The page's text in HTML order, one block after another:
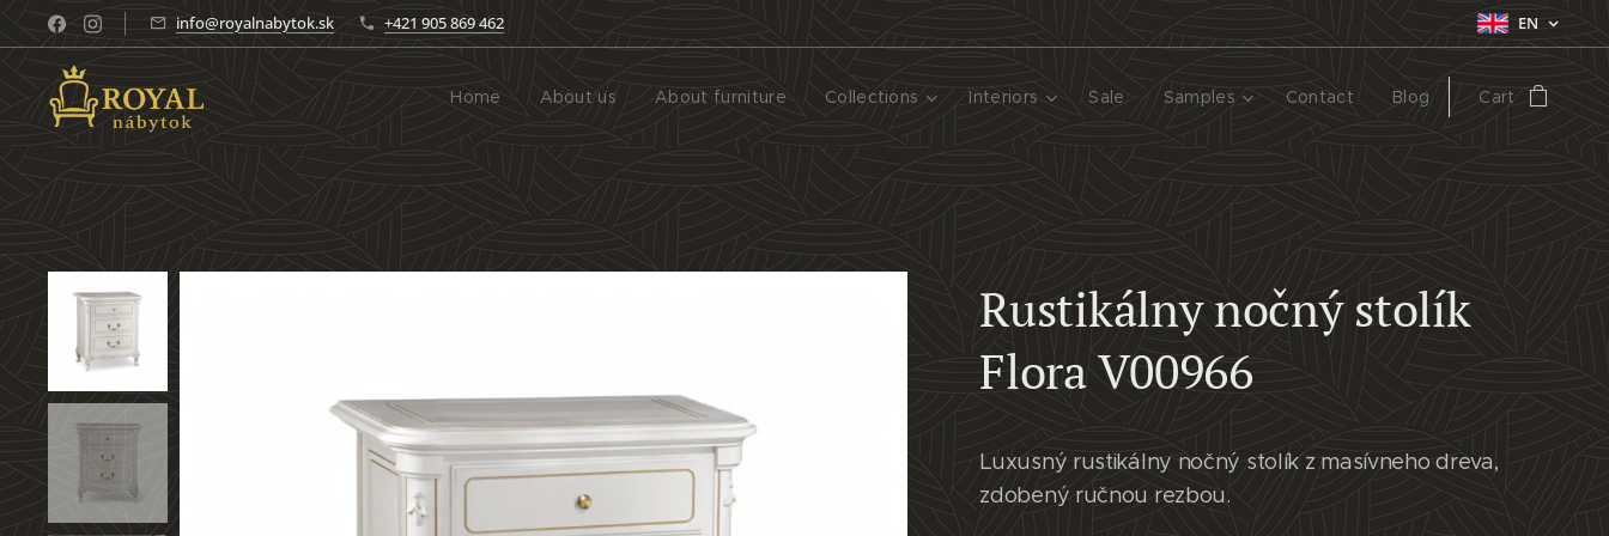
info@royalnabytok.sk +421 905 869 462 EN
Home About us About furniture Collections Interiors Sale Samples Contact Blog Cart
Rustikálny nočný stolík
Flora V00966
Luxusný rustikálny nočný stolík z masívneho dreva,
zdobený ručnou rezbou.